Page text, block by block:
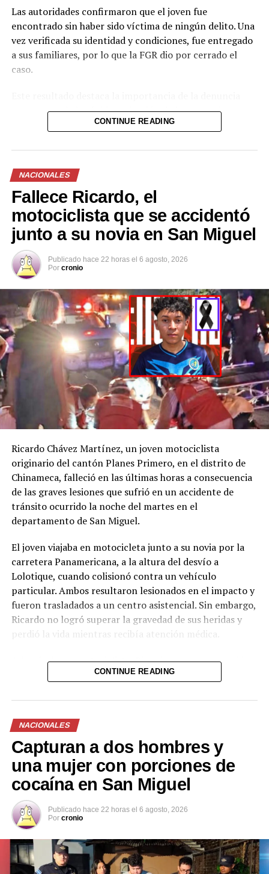
Las autoridades confirmaron que el joven fue
encontrado sin haber sido víctima de ningún delito. Una
vez verificada su identidad y condiciones, fue entregado
a sus familiares, por lo que la FGR dio por cerrado el
caso.
oportuna y de la rápida activación de los mecanismos
interinstitucionales de búsqueda. La coordinación entre
tiempo relativamente corto y descartar cualquier
situación de riesgo o hecho delictivo.
Casos como este refuerzan la necesidad de que la
población reporte de forma inmediata cualquier
desaparición, ya que la intervención temprana aumenta
significativamente las posibilidades de un desenlace
favorable.
Después de recibir la
denuncia por la
desaparición de H. D.
C., la@FGR_SVactivó
el protocolo de
búsqueda, en
coordinación con la
@PNCSV.
Afortunadamente, ha
sido localizado sin ser
víctima de ningún
delito.
pic.twitter.com/
— Fiscalía General de
la República El
Salvador (@FGR_SV)
Comparte esto:
Me gusta esto:
CONTINUE READING
NACIONALES
Fallece Ricardo, el
motociclista que se accidentó
junto a su novia en San Miguel
Publicado hace 22 horas el 6 agosto, 2026
Por cronio
Ricardo Chávez Martínez, un joven motociclista
originario del cantón Planes Primero, en el distrito de
Chinameca, falleció en las últimas horas a consecuencia
de las graves lesiones que sufrió en un accidente de
tránsito ocurrido la noche del martes en el
departamento de San Miguel.
El joven viajaba en motocicleta junto a su novia por la
carretera Panamericana, a la altura del desvío a
Lolotique, cuando colisionó contra un vehículo
particular. Ambos resultaron lesionados en el impacto y
fueron trasladados a un centro asistencial. Sin embargo,
Ricardo no logró superar la gravedad de sus heridas y
perdió la vida mientras recibía atención médica.
Además de ser motociclista, Ricardo era un reconocido
futbolista de la zona y dejó un profundo pesar entre
el momento no se han dado a conocer más detalles
sobre las circunstancias exactas del accidente ni el
estado de salud de su acompañante.
Las autoridades continúan con las investigaciones
correspondientes para determinar las causas del
siniestro vial.
CONTINUE READING
NACIONALES
Capturan a dos hombres y
una mujer con porciones de
cocaína en San Miguel
Publicado hace 22 horas el 6 agosto, 2026
Por cronio